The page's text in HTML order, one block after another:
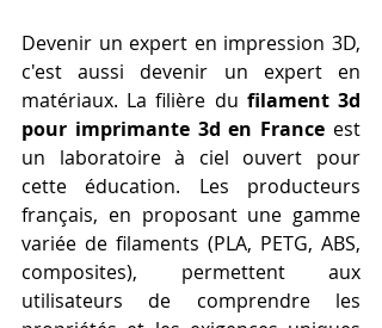
Devenir un expert en impression 3D,
c'est aussi devenir un expert en
matériaux. La filière du filament 3d
pour imprimante 3d en France est
un laboratoire à ciel ouvert pour
cette éducation. Les producteurs
français, en proposant une gamme
variée de filaments (PLA, PETG, ABS,
composites), permettent aux
utilisateurs de comprendre les